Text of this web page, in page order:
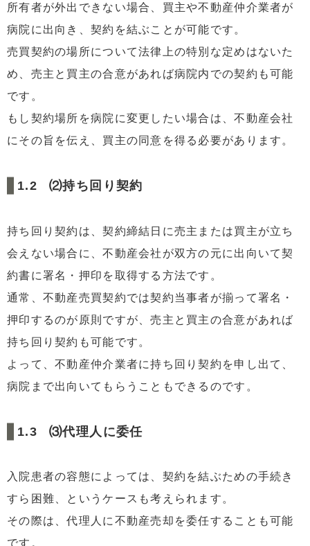
所有者が外出できない場合、買主や不動産仲介業者が
病院に出向き、契約を結ぶことが可能です。
売買契約の場所について法律上の特別な定めはないた
め、売主と買主の合意があれば病院内での契約も可能
です。
もし契約場所を病院に変更したい場合は、不動産会社
にその旨を伝え、買主の同意を得る必要があります。
⑵持ち回り契約
持ち回り契約は、契約締結日に売主または買主が立ち
会えない場合に、不動産会社が双方の元に出向いて契
約書に署名・押印を取得する方法です。
通常、不動産売買契約では契約当事者が揃って署名・
押印するのが原則ですが、売主と買主の合意があれば
持ち回り契約も可能です。
よって、不動産仲介業者に持ち回り契約を申し出て、
病院まで出向いてもらうこともできるのです。
⑶代理人に委任
入院患者の容態によっては、契約を結ぶための手続き
すら困難、というケースも考えられます。
その際は、代理人に不動産売却を委任することも可能
です。